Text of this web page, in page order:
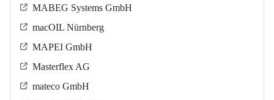
MABEG Systems GmbH
macOIL Nürnberg
MAPEI GmbH
Masterflex AG
mateco GmbH